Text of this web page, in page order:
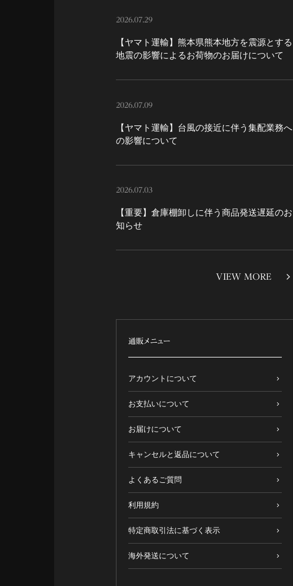
2026.07.29
【ヤマト運輸】熊本県熊本地方を震源とする
地震の影響によるお荷物のお届けについて
2026.07.09
【ヤマト運輸】台風の接近に伴う集配業務へ
の影響について
2026.07.03
【重要】倉庫棚卸しに伴う商品発送遅延のお
知らせ
VIEW MORE
通販メニュー
アカウントについて
お支払いについて
お届けについて
キャンセルと返品について
よくあるご質問
利用規約
特定商取引法に基づく表示
海外発送について